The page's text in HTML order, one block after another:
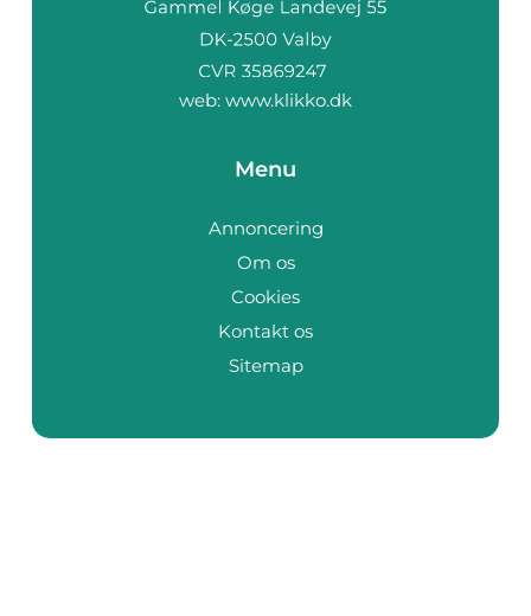
web: www.klikko.dk
Menu
Annoncering
Om os
Cookies
Kontakt os
Sitemap